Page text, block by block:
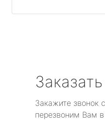
Закажите звонок
перезвоним Вам